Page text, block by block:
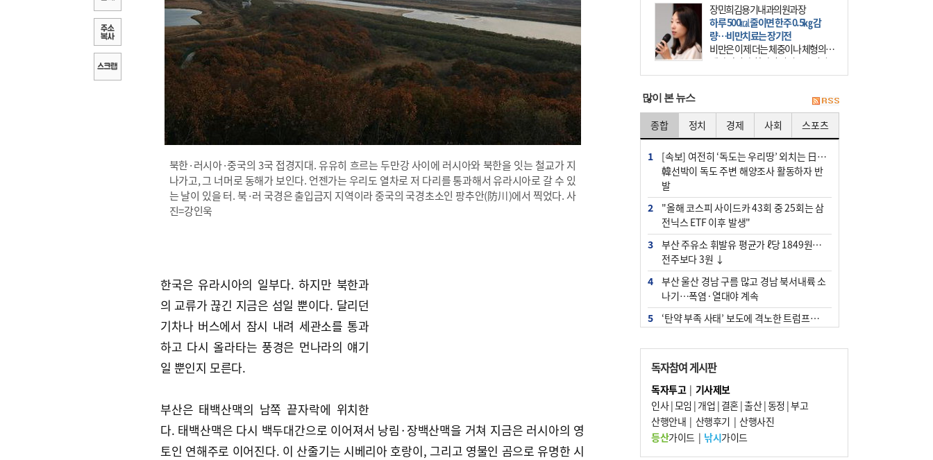
북한·러시아·중국의 3국 접경지대. 유유히 흐르는 두만강 사이에 러시아와 북한을 잇는 철교가 지
나가고, 그 너머로 동해가 보인다. 언젠가는 우리도 열차로 저 다리를 통과해서 유라시아로 갈 수 있
는 날이 있을 터. 북·러 국경은 출입금지 지역이라 중국의 국경초소인 팡추안(防川)에서 찍었다. 사
진=강인욱
한국은 유라시아의 일부다. 하지만 북한과
의 교류가 끊긴 지금은 섬일 뿐이다. 달리던
기차나 버스에서 잠시 내려 세관소를 통과
하고 다시 올라타는 풍경은 먼나라의 얘기
일 뿐인지 모른다.
부산은 태백산맥의 남쪽 끝자락에 위치한
다. 태백산맥은 다시 백두대간으로 이어져서 낭림·장백산맥을 거쳐 지금은 러시아의 영
토인 연해주로 이어진다. 이 산줄기는 시베리아 호랑이, 그리고 영물인 곰으로 유명한 시
장민희김용기내과의원과장
하루 500㎉ 줄이면 한주 0.5㎏ 감
량…비만치료는 장기전
비만은 이제 더는 체중이나 체형의 문
제가 아니다. 하나의 질병으로 인지
하고 치료와 관리를 해야 한다. 세계
많이 본 뉴스
종합 정치 경제 사회 스포츠
1
[속보] 여전히 ‘독도는 우리땅’ 외치는 日…
韓선박이 독도 주변 해양조사 활동하자 반
발
2
"올해 코스피 사이드카 43회 중 25회는 삼
전닉스 ETF 이후 발생"
3
부산 주유소 휘발유 평균가 ℓ당 1849원…
전주보다 3원 ↓
4
부산 울산 경남 구름 많고 경남 북서내륙 소
나기…폭염·열대야 계속
5
‘탄약 부족 사태’ 보도에 격노한 트럼프…
물선 적발
7
[2026 부산청소년극지체험탐험대 현장르
포] 2회 : 하늘에서 만난 얼음의 나라
8
입추 지났지만 푹푹 찐다…온열질환자 10
년 만에 3배
독자참여 게시판
독자투고| 기사제보
인사|모임 | 개업 | 결혼|출산|동정 |부고
산행안내 | 산행후기 | 산행사진
등산가이드| 낚시가이드